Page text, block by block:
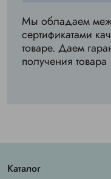
Мы обладаем
сертификатами
товаре. Даем
получения товара
Каталог